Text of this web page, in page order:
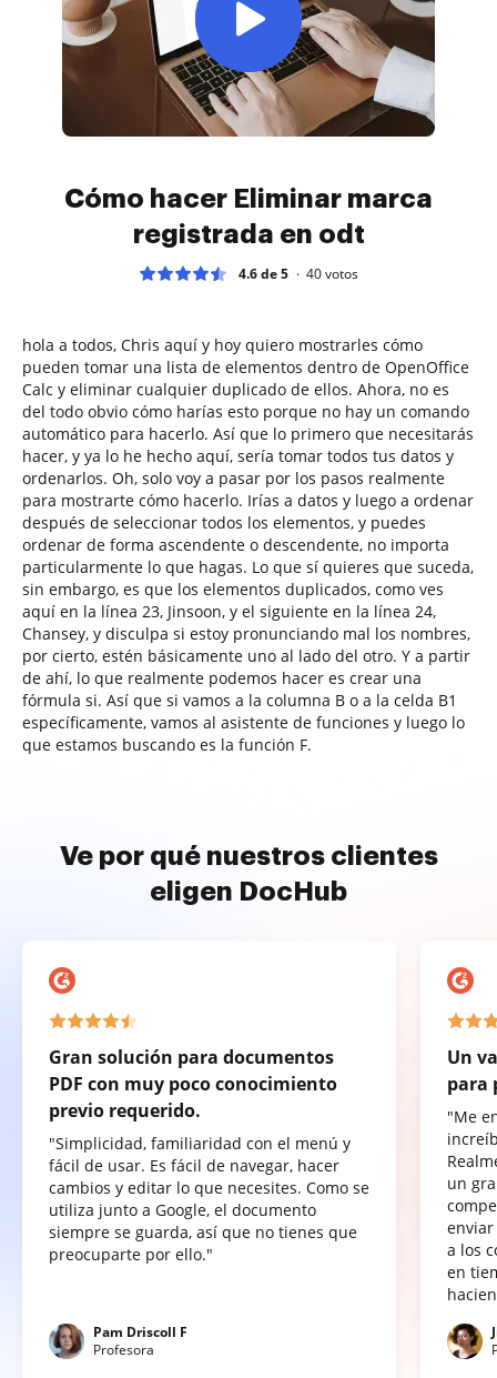
Cómo hacer Eliminar marca
registrada en odt
4.6 de 5 40votos
hola a todos, Chris aquí y hoy quiero mostrarles cómo
pueden tomar una lista de elementos dentro de OpenOffice
Calc y eliminar cualquier duplicado de ellos. Ahora, no es
del todo obvio cómo harías esto porque no hay un comando
automático para hacerlo. Así que lo primero que necesitarás
hacer, y ya lo he hecho aquí, sería tomar todos tus datos y
ordenarlos. Oh, solo voy a pasar por los pasos realmente
para mostrarte cómo hacerlo. Irías a datos y luego a ordenar
después de seleccionar todos los elementos, y puedes
ordenar de forma ascendente o descendente, no importa
particularmente lo que hagas. Lo que sí quieres que suceda,
sin embargo, es que los elementos duplicados, como ves
aquí en la línea 23, Jinsoon, y el siguiente en la línea 24,
Chansey, y disculpa si estoy pronunciando mal los nombres,
por cierto, estén básicamente uno al lado del otro. Y a partir
de ahí, lo que realmente podemos hacer es crear una
fórmula si. Así que si vamos a la columna B o a la celda B1
específicamente, vamos al asistente de funciones y luego lo
que estamos buscando es la función F.
Ve por qué nuestros clientes
eligen DocHub
Gran solución para documentos
PDF con muy poco conocimiento
previo requerido.
"Simplicidad, familiaridad con el menú y
fácil de usar. Es fácil de navegar, hacer
cambios y editar lo que necesites. Como se
utiliza junto a Google, el documento
siempre se guarda, así que no tienes que
preocuparte por ello."
Pam Driscoll F
Profesora
Un
para
"Me
un
a los
en